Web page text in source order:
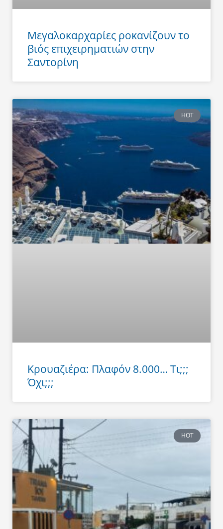
Μεγαλοκαρχαρίες ροκανίζουν το
βιός επιχειρηματιών στην
Σαντορίνη
HOT
Κρουαζιέρα: Πλαφόν 8.000… Τι;;;
Όχι;;;
HOT